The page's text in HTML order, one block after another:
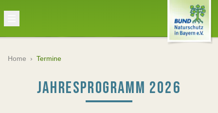
Home › Termine
JAHRESPROGRAMM 2026